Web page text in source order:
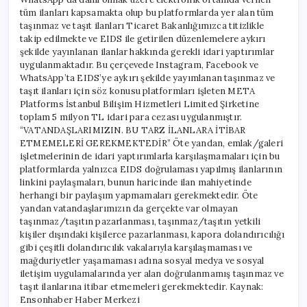
tüm ilanları kapsamakta olup bu platformlarda yer alan tüm
taşınmaz ve taşıt ilanları Ticaret Bakanlığımızca titizlikle
takip edilmekte ve EIDS ile getirilen düzenlemelere aykırı
şekilde yayınlanan ilanlar hakkında gerekli idari yaptırımlar
uygulanmaktadır. Bu çerçevede Instagram, Facebook ve
WhatsApp’ta EIDS’ye aykırı şekilde yayımlanan taşınmaz ve
taşıt ilanları için söz konusu platformları işleten META
Platforms İstanbul Bilişim Hizmetleri Limited Şirketine
toplam 5 milyon TL idari para cezası uygulanmıştır.
“VATANDAŞLARIMIZIN. BU TARZ İLANLARA İTİBAR
ETMEMELERİ GEREKMEKTEDİR” Öte yandan, emlak/galeri
işletmelerinin de idari yaptırımlarla karşılaşmamaları için bu
platformlarda yalnızca EIDS doğrulaması yapılmış ilanlarının
linkini paylaşmaları, bunun haricinde ilan mahiyetinde
herhangi bir paylaşım yapmamaları gerekmektedir. Öte
yandan vatandaşlarımızın da gerçekte var olmayan
taşınmaz/taşıtın pazarlanması, taşınmaz/taşıtın yetkili
kişiler dışındaki kişilerce pazarlanması, kapora dolandırıcılığı
gibi çeşitli dolandırıcılık vakalarıyla karşılaşmaması ve
mağduriyetler yaşamaması adına sosyal medya ve sosyal
iletişim uygulamalarında yer alan doğrulanmamış taşınmaz ve
taşıt ilanlarına itibar etmemeleri gerekmektedir. Kaynak:
Ensonhaber Haber Merkezi